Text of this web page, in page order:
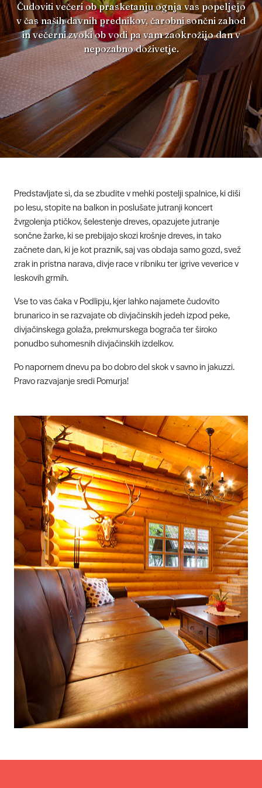
Čudoviti večeri ob prasketanju ognja vas popeljejo
v čas naših davnih prednikov, čarobni sončni zahod
in večerni zvoki ob vodi pa vam zaokrožijo dan v
nepozabno doživetje.
Predstavljate si, da se zbudite v mehki postelji spalnice, ki diši
po lesu, stopite na balkon in poslušate jutranji koncert
žvrgolenja ptičkov, šelestenje dreves, opazujete jutranje
sončne žarke, ki se prebijajo skozi krošnje dreves, in tako
začnete dan, ki je kot praznik, saj vas obdaja samo gozd, svež
zrak in pristna narava, divje race v ribniku ter igrive veverice v
leskovih grmih.
Vse to vas čaka v Podlipju, kjer lahko najamete čudovito
brunarico in se razvajate ob divjačinskih jedeh izpod peke,
divjačinskega golaža, prekmurskega bograča ter široko
ponudbo suhomesnih divjačinskih izdelkov.
Po napornem dnevu pa bo dobro del skok v savno in jakuzzi.
Pravo razvajanje sredi Pomurja!